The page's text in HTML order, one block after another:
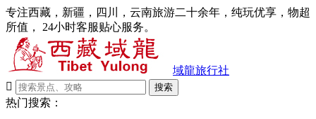
专注西藏，新疆，四川，云南旅游二十余年，纯玩优享，物超
所值， 24小时客服贴心服务。
域龍旅行社

搜索
热门搜索：